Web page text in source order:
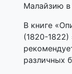
Малайзию в
В книге
(1820-1822)
различных